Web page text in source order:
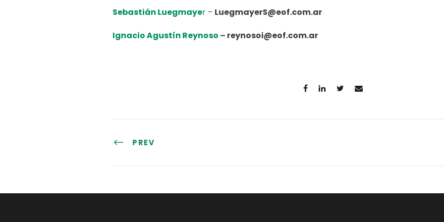
Sebastián Luegmayer – LuegmayerS@eof.com.ar
Ignacio Agustín Reynoso – reynosoi@eof.com.ar
PREV